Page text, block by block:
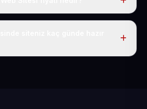
yıllık 50 USD + KDV. Bu bedele alan